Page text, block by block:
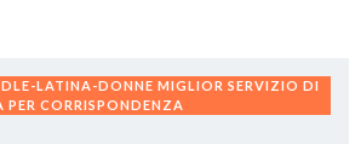
LATINA-DONNE MIGLIOR SERVIZIO DI
PER CORRISPONDENZA